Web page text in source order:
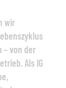
wir
von der
Als IG